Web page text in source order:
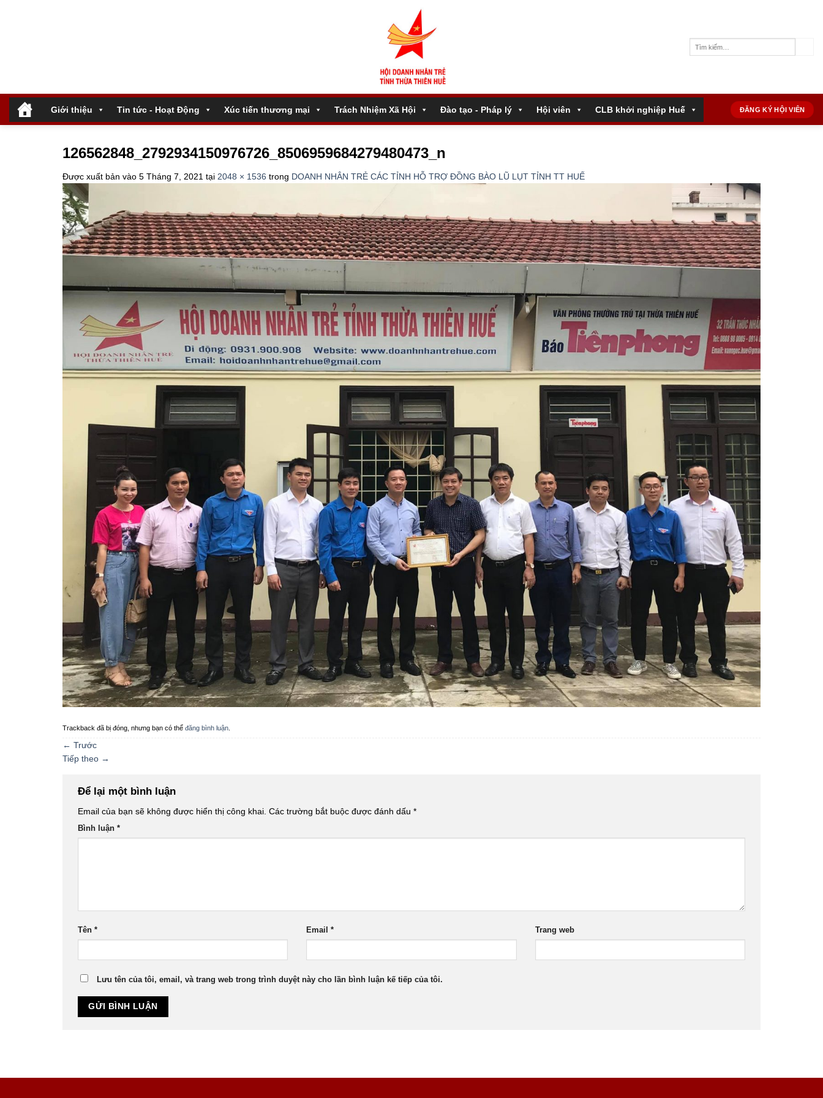
Giới thiệu Tin tức - Hoạt Động Xúc tiến thương mại Trách Nhiệm Xã Hội Đào tạo - Pháp lý Hội viên CLB khởi nghiệp Huế ĐĂNG KÝ HỘI VIÊN
126562848_2792934150976726_8506959684279480473_n
Được xuất bản vào 5 Tháng 7, 2021 tại 2048 × 1536 trong DOANH NHÂN TRẺ CÁC TỈNH HỖ TRỢ ĐỒNG BÀO LŨ LỤT TỈNH TT HUẾ
Trackback đã bị đóng, nhưng bạn có thể đăng bình luận.
← Trước
Tiếp theo →
Để lại một bình luận
Email của bạn sẽ không được hiển thị công khai. Các trường bắt buộc được đánh dấu *
Bình luận *
Tên * Email* Trang web
Lưu tên của tôi, email, và trang web trong trình duyệt này cho lần bình luận kế tiếp của tôi.